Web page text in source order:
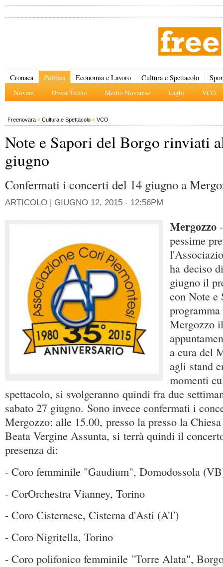
Cronaca Politica
Novara Ovest-Ticino Medio-Novarese Laghi VCO
Economia e Lavoro Cultura e Spettacolo
Freenovara » Cultura e Spettacolo » VCO
Note e Sapori del Borgo rinviati
giugno
Confermati i concerti del 14 giugno a
ARTICOLO | GIUGNO 12, 2015 - 12:56PM
Mergozzo
pessime
ha deciso
giugno il
con Note e
Mergozzo
a cura del
agli stand
momenti
spettacolo, si svolgeranno quindi fra due
sabato 27 giugno. Sono invece confermati i
Mergozzo: alle 15.00, presso la presso la
Beata Vergine Assunta, si terrà quindi il
presenza di:
- Coro femminile "Gaudium", Domodossola
- CorOrchestra Vianney, Torino
- Coro Cisternese, Cisterna d'Asti (AT)
- Coro Nigritella, Torino
- Coro polifonico femminile "Torre Alata",